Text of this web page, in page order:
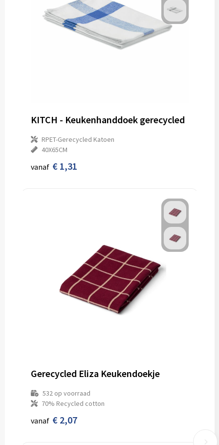
KITCH - Keukenhanddoek gerecycled
RPET-Gerecycled Katoen
40X65CM
vanaf € 1,31
Gerecycled Eliza Keukendoekje
532op voorraad
70% Recycled cotton
vanaf € 2,07